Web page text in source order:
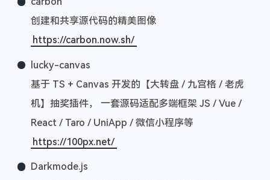
创建和共享源代码的精美图像
https://carbon.now.sh/
lucky-canvas
基于 TS + Canvas 开发的【大转盘 / 九宫格 / 老虎
机】抽奖插件， 一套源码适配多端框架 JS / Vue /
React / Taro / UniApp / 微信小程序等
https://100px.net/
Darkmode.js